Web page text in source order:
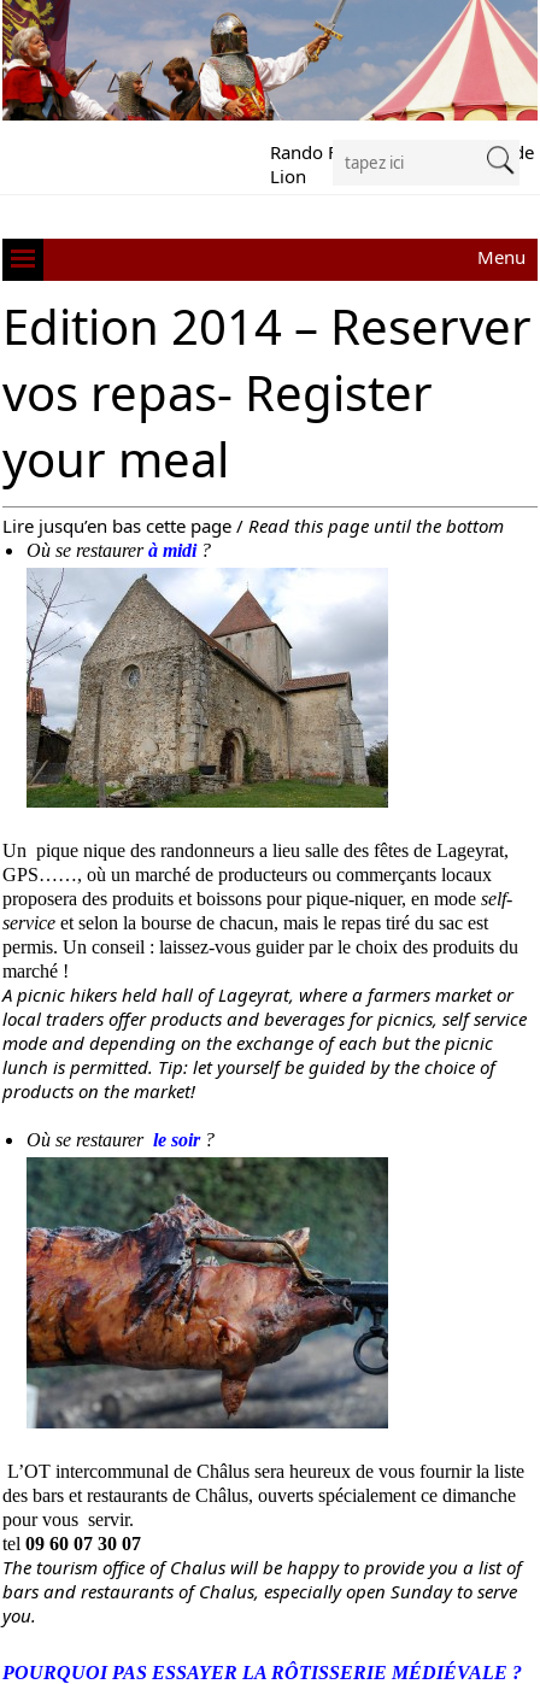
Rando Festival Richard Cœur de
Lion
Menu
Edition 2014 – Reserver
vos repas- Register
your meal
Lire jusqu’en bas cette page / Read this page until the bottom
Où se restaurerà midi ?
Un pique nique des randonneurs a lieu salle des fêtes de Lageyrat,
GPS……, où un marché de producteurs ou commerçants locaux
proposera des produits et boissons pour pique-niquer, en modeself-
service et selon la bourse de chacun, mais le repas tiré du sac est
permis. Un conseil : laissez-vous guider par le choix des produits du
marché !
A picnic hikers held hall of Lageyrat, where a farmers market or
local traders offer products and beverages for picnics, self service
mode and depending on the exchange of each but the picnic
lunch is permitted. Tip: let yourself be guided by the choice of
products on the market!
Où se restaurerle soir ?
L’OT intercommunal de Châlussera heureux de vous fournir la liste
desbars et restaurants de Châlus, ouverts spécialement ce dimanche
pour vous servir.
tel09 60 07 30 07
The tourism office of Chalus will be happy to provide you a list of
bars and restaurants of Chalus, especially open Sunday to serve
you.
POURQUOI PAS ESSAYER LA RÔTISSERIE MÉDIÉVALE ?